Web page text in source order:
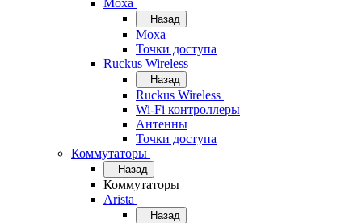
Moxa
Назад
Moxa
Точки доступа
Ruckus Wireless
Назад
Ruckus Wireless
Wi-Fi контроллеры
Антенны
Точки доступа
Коммутаторы
Назад
Коммутаторы
Arista
Назад